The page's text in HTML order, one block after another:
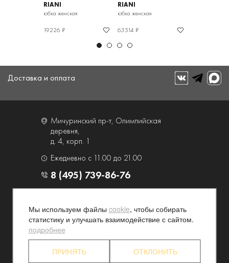
RIANI
юбка женская
19226 ₽
RIANI
юбка женская
63514 ₽
Доставка и оплата
Мичуринский пр-т, Олимпийская
деревня,
д. 4, корп. 1
Ежедневно с 11.00 до 21.00
8 (495) 739-86-76
Контакты и схема проезда
Наши преимущества
Программа лояльности
Партнерские программы
Конфиденциальность
Акционерам
Мы используем файлы cookie, чтобы собирать
статистику и улучшать взаимодействие с сайтом.
подробнее
ПРИНЯТЬ ОТКЛОНИТЬ